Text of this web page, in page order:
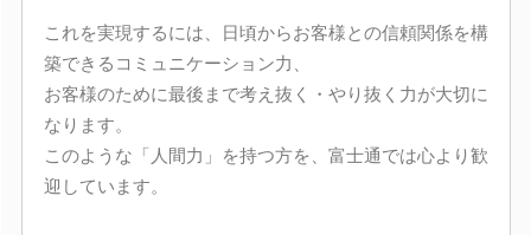
これを実現するには、日頃からお客様との信頼関係を構
築できるコミュニケーション力、
お客様のために最後まで考え抜く・やり抜く力が大切に
なります。
このような「人間力」を持つ方を、富士通では心より歓
迎しています。